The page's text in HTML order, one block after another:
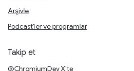
Arşivle
Podcast'ler ve programlar
Takip et
@ChromiumDev X'te